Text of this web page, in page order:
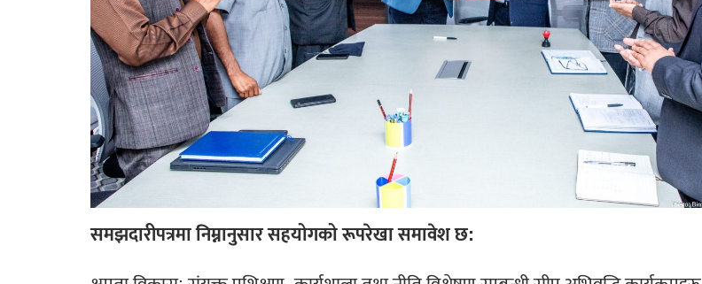
समझदारीपत्रमा निम्नानुसार सहयोगको रूपरेखा समावेश छ: